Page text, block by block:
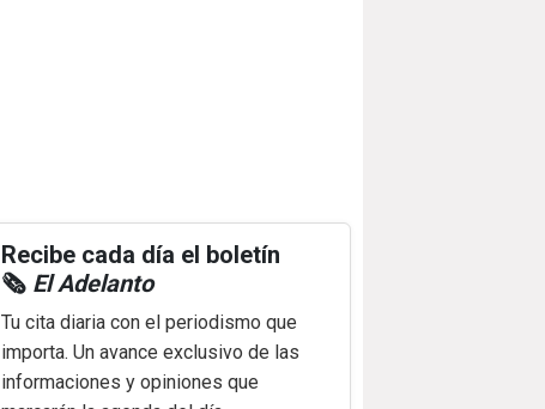
Recibe cada día el boletín
🗞️ El Adelanto
Tu cita diaria con el periodismo que
importa. Un avance exclusivo de las
informaciones y opiniones que